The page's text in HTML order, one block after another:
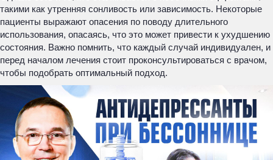
такими как утренняя сонливость или зависимость. Некоторые
пациенты выражают опасения по поводу длительного
использования, опасаясь, что это может привести к ухудшению
состояния. Важно помнить, что каждый случай индивидуален, и
перед началом лечения стоит проконсультироваться с врачом,
чтобы подобрать оптимальный подход.